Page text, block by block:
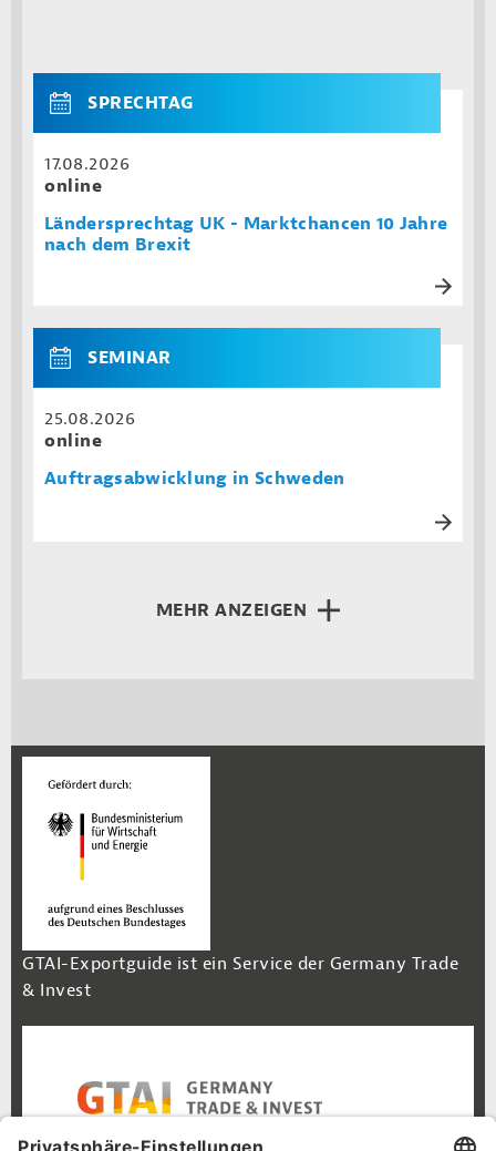
SPRECHTAG
17.08.2026
online
Ländersprechtag UK - Marktchancen 10 Jahre
nach dem Brexit
SEMINAR
25.08.2026
online
Auftragsabwicklung in Schweden
MEHR ANZEIGEN
GTAI-Exportguide ist ein Service der Germany Trade
& Invest